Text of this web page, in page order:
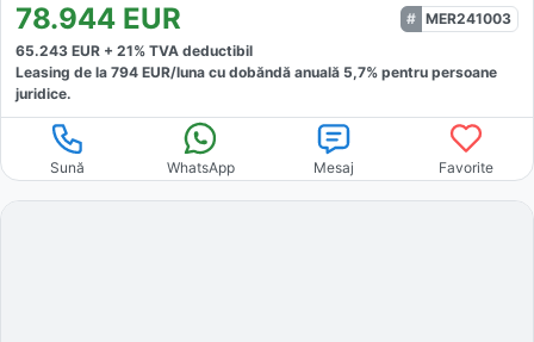
78.944 EUR
MER241003
65.243 EUR + 21% TVA deductibil
Leasing de la 794 EUR/luna cu dobăndă anuală 5,7% pentru persoane
juridice.
Sună WhatsApp Mesaj Favorite